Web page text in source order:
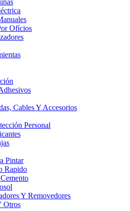
Ofícios
Cables Y Accesorios
Personal
Pintar
Rapido
Y Removedores
Otros